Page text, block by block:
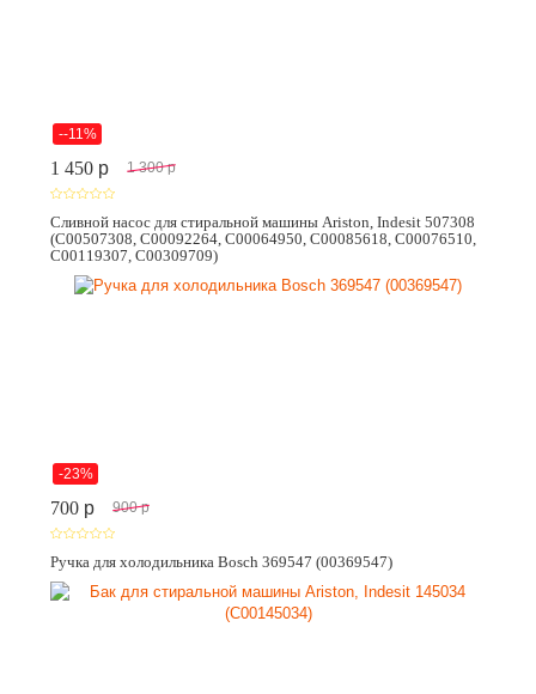
--11%
1 450 p 1 300 p
Сливной насос для стиральной машины Ariston, Indesit 507308
(C00507308, C00092264, C00064950, C00085618, C00076510,
C00119307, C00309709)
-23%
700 p 900 p
Ручка для холодильника Bosch 369547 (00369547)